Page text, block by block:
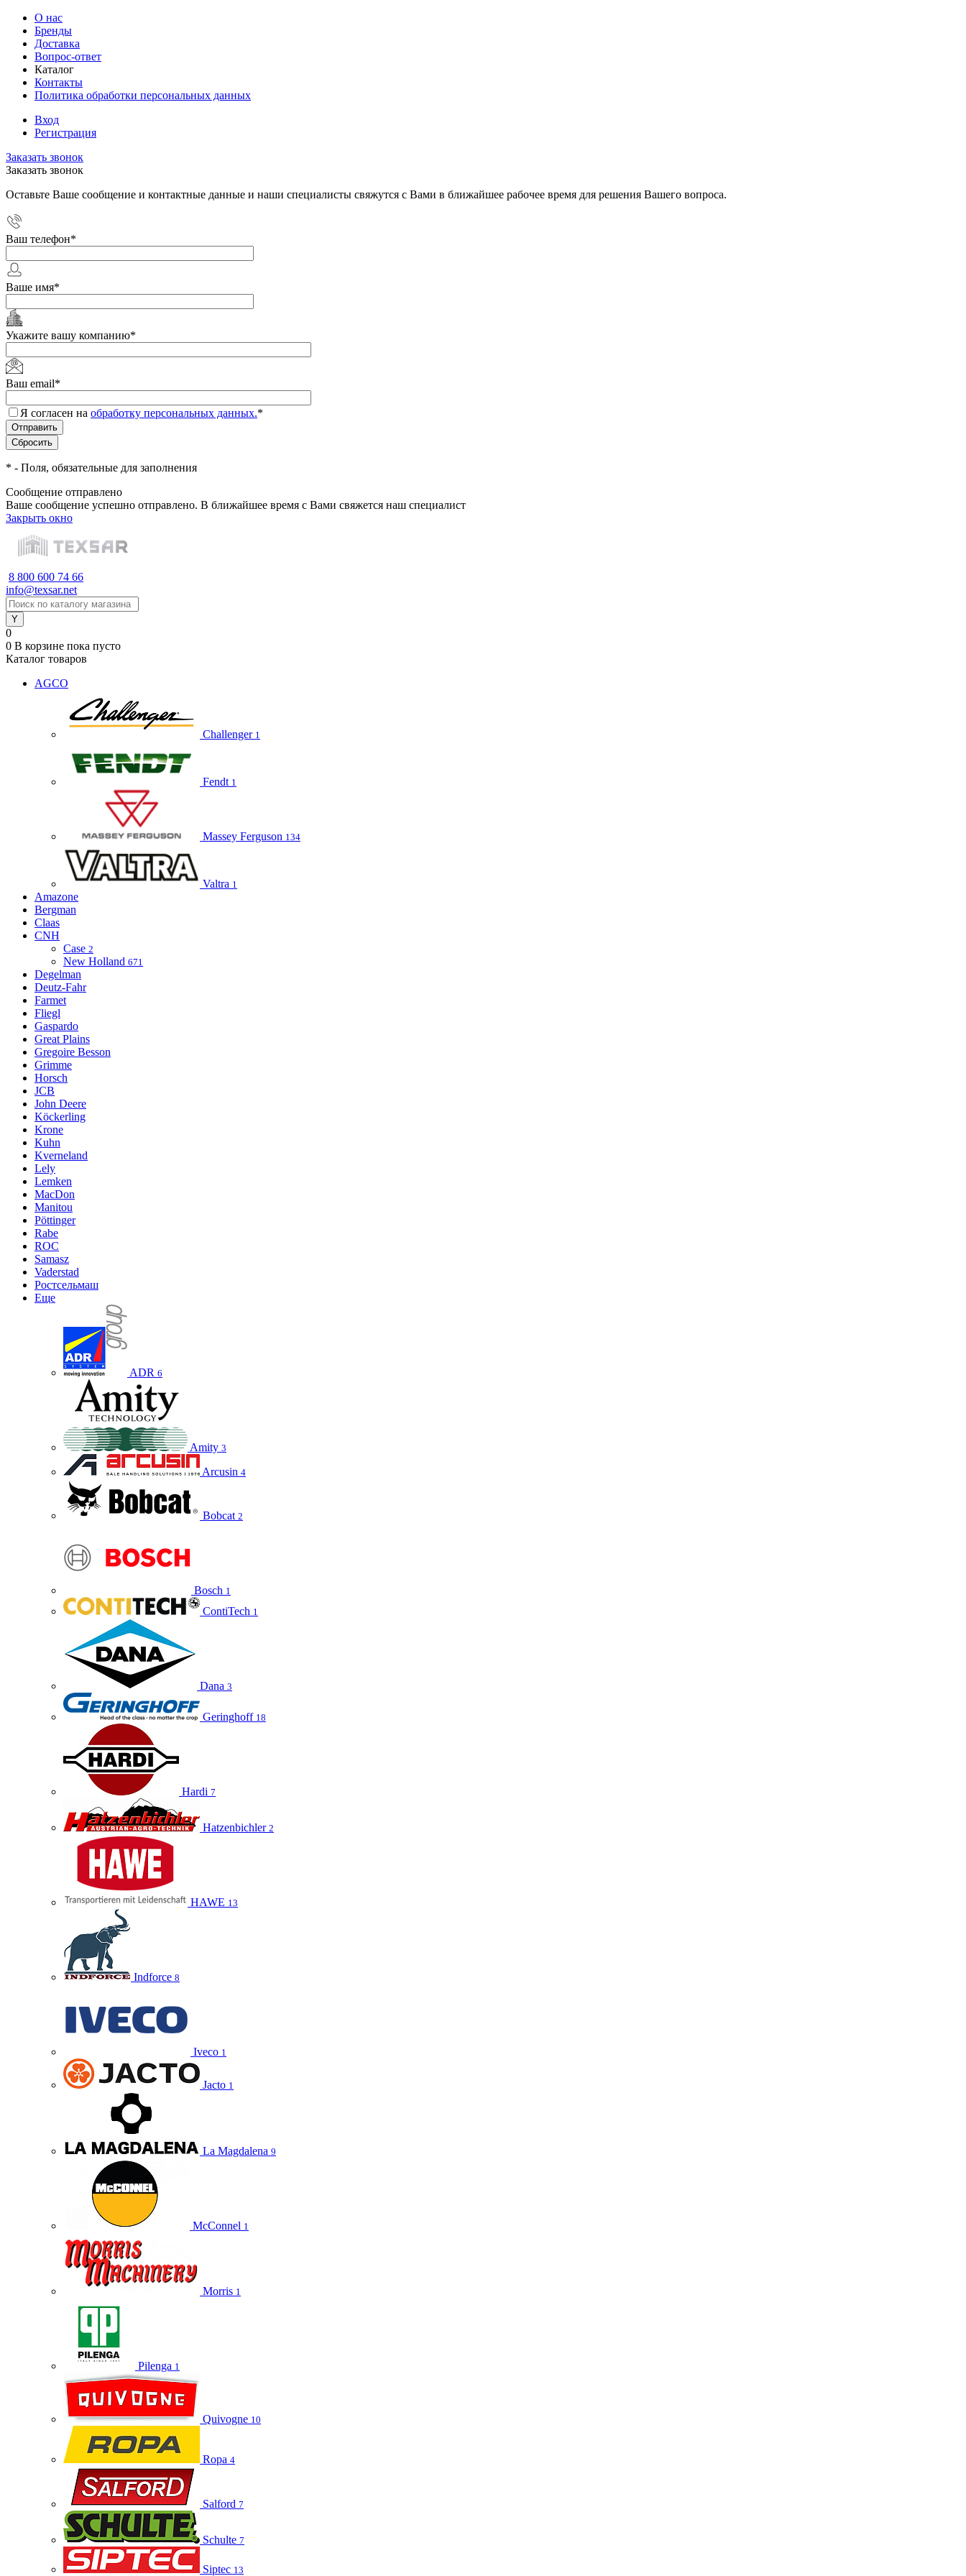
О нас
Бренды
Доставка
Вопрос-ответ
Каталог
Контакты
Политика обработки персональных данных
Вход
Регистрация
Заказать звонок
Заказать звонок
Оставьте Ваше сообщение и контактные данные и наши специалисты свяжутся с Вами в ближайшее рабочее время для решения Вашего вопроса.
Ваш телефон*
Ваше имя*
Укажите вашу компанию*
Ваш email*
Я согласен на обработку персональных данных.*
* - Поля, обязательные для заполнения
Сообщение отправлено
Ваше сообщение успешно отправлено. В ближайшее время с Вами свяжется наш специалист
Закрыть окно
8 800 600 74 66
info@texsar.net
0
0 В корзине пока пусто
Каталог товаров
AGCO
Challenger 1
Fendt 1
Massey Ferguson 134
Valtra 1
Amazone
Bergman
Claas
CNH
Case 2
New Holland 671
Degelman
Deutz-Fahr
Farmet
Fliegl
Gaspardo
Great Plains
Gregoire Besson
Grimme
Horsch
JCB
John Deere
Köckerling
Krone
Kuhn
Kverneland
Lely
Lemken
MacDon
Manitou
Pöttinger
Rabe
ROC
Samasz
Vaderstad
Ростсельмаш
Еще
ADR 6
Amity 3
Arcusin 4
Bobcat 2
Bosch 1
ContiTech 1
Dana 3
Geringhoff 18
Hardi 7
Hatzenbichler 2
HAWE 13
Indforce 8
Iveco 1
Jacto 1
La Magdalena 9
McConnel 1
Morris 1
Pilenga 1
Quivogne 10
Ropa 4
Salford 7
Schulte 7
Siptec 13